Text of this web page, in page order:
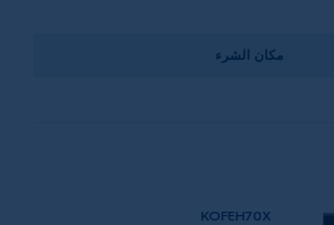
مكان الشرء
KOFEH70X